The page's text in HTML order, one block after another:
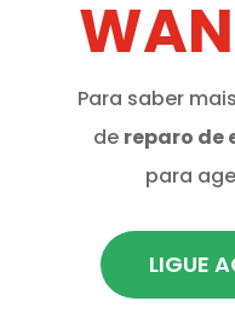
Para saber
de reparo de
para
LIGUE